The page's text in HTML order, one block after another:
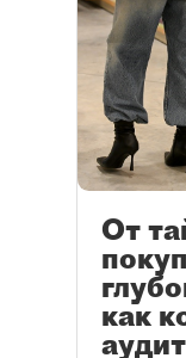
От
как